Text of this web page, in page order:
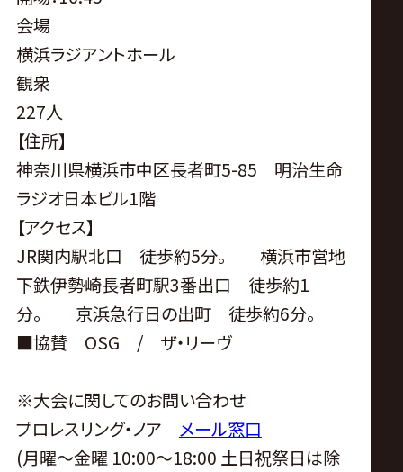
会場
横浜ラジアントホール
観衆
227人
【住所】
神奈川県横浜市中区長者町5-85 明治生命
ラジオ日本ビル1階
【アクセス】
JR関内駅北口 徒歩約5分。 横浜市営地
下鉄伊勢崎長者町駅3番出口 徒歩約1
分。 京浜急行日の出町 徒歩約6分。
■協賛 OSG / ザ・リーヴ
※大会に関してのお問い合わせ
プロレスリング・ノア メール窓口
(月曜〜金曜 10:00〜18:00 土日祝祭日は除